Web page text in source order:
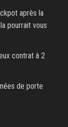
après la
pourrait vous
contrat à 2
de porte